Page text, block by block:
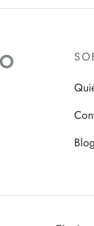
Blog